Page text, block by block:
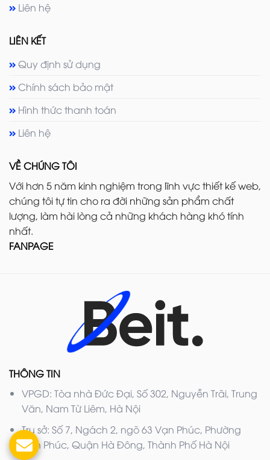
Liên hệ
LIÊN KẾT
Quy định sử dụng
Chính sách bảo mật
Hình thức thanh toán
Liên hệ
VỀ CHÚNG TÔI
Với hơn 5 năm kinh nghiệm trong lĩnh vực thiết kế web,
chúng tôi tự tin cho ra đời những sản phẩm chất
lượng, làm hài lòng cả những khách hàng khó tính
nhất.
FANPAGE
THÔNG TIN
VPGD: Tòa nhà Đức Đại, Số 302, Nguyễn Trãi, Trung
Văn, Nam Từ Liêm, Hà Nội
Trụ sở: Số 7, Ngách 2, ngõ 63 Vạn Phúc, Phường
Vạn Phúc, Quận Hà Đông, Thành Phố Hà Nội